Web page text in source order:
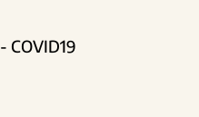
COVID19